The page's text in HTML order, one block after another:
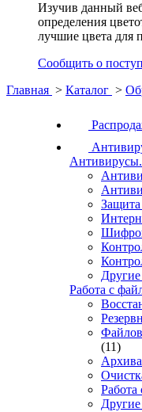
Изучив данный
определения
лучшие цвета для
Сообщить о
Главная > Каталог >
Антивирусы.
Работа с
(11)
Работа